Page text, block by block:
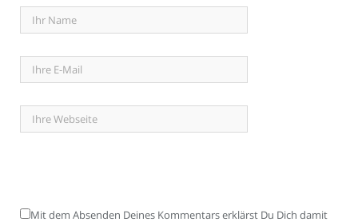
Mit dem Absenden Deines Kommentars erklärst Du Dich damit